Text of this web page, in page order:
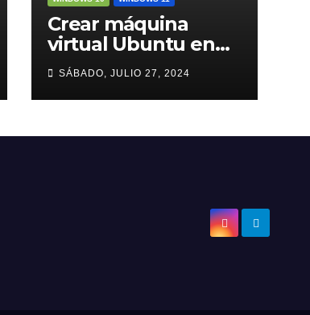
Crear máquina
virtual Ubuntu en
VirtualBox
SÁBADO, JULIO 27, 2024